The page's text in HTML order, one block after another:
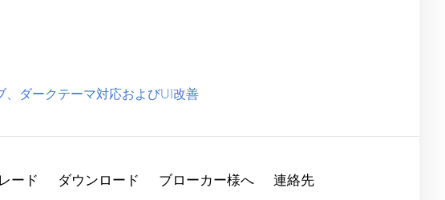
ダークテーマ対応およびUI改善
ード ダウンロード ブローカー様へ 連絡先